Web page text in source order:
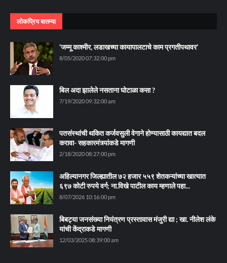
लोकप्रिय बातम्या
‘जम्मू काश्मीर, लडाखच्या कायापालटाचे काम प्रगतीपथावर’
8/05/2020 07:32:00 pm
बिल अदा झालेले नसताना घोटाळा कसा ?
7/19/2020 09:32:00 am
पतसंस्थांची थकित कर्जवसुली वेगाने होण्यासाठी कायद्यात बदल
करावा- सहकारमंत्र्यांकडे मागणी
2/18/2020 08:27:00 pm
अहिल्यानगर जिल्ह्यातील ७२ हजार ५५९ शेतकऱ्यांच्या खात्यात
६९७ कोटी रुपये वर्ग; ना.विखे पाटील काय म्हणाले पहा...
8/07/2026 10:16:00 pm
बिबट्या जनसंख्या नियंत्रण प्रस्तावास मंजुरी द्या ; खा. नीलेश लंके
यांची केंद्राकडे मागणी
12/03/2025 08:39:00 am